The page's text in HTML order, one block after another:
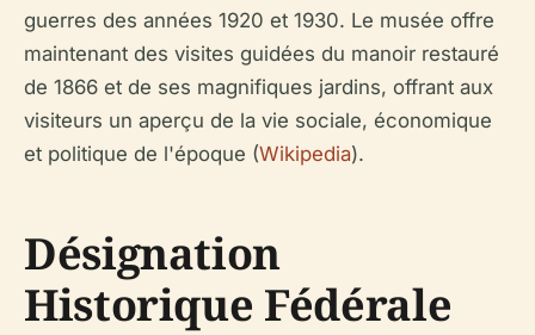
guerres des années 1920 et 1930. Le musée offre
maintenant des visites guidées du manoir restauré
de 1866 et de ses magnifiques jardins, offrant aux
visiteurs un aperçu de la vie sociale, économique
et politique de l'époque (Wikipedia).
Désignation
Historique Fédérale